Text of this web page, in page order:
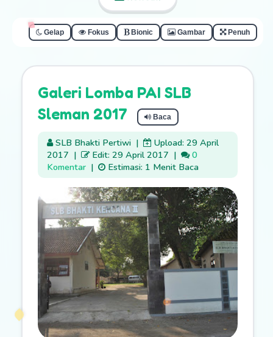
Gelap Fokus Bionic Gambar Penuh
Galeri Lomba PAI SLB
Sleman 2017
Baca
SLB Bhakti Pertiwi |
Upload: 29 April
2017 | Edit: 29 April 2017 |
0
Komentar | Estimasi: 1 Menit Baca